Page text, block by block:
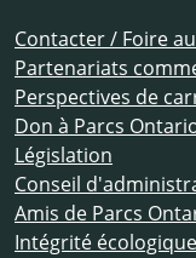
Contacter / Foire
Partenariats
Perspectives de
Don à Parcs
Législation
Conseil
Amis de Parcs
Intégrité écologique